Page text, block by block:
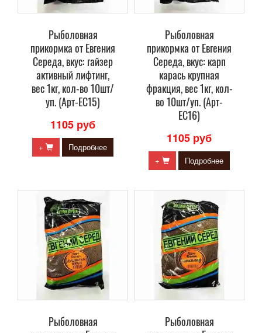
Рыболовная
прикормка от Евгения
Середа, вкус: гайзер
активный лифтинг,
вес 1кг, кол-во 10шт/
уп. (Арт-ЕС15)
1105 руб
+ Подробнее
Рыболовная
прикормка от Евгения
Середа, вкус: карп
карась крупная
фракция, вес 1кг, кол-
во 10шт/уп. (Арт-
ЕС16)
1105 руб
+ Подробнее
Рыболовная
Рыболовная